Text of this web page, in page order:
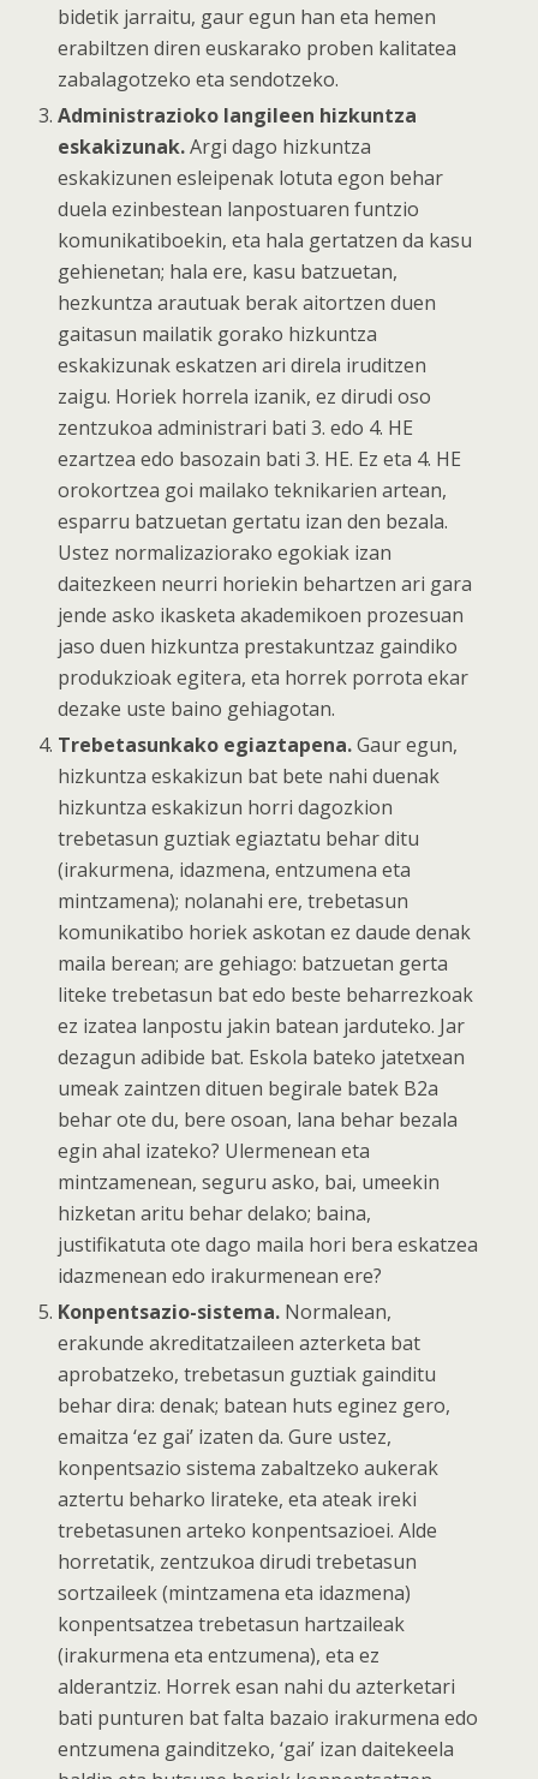
bidetik jarraitu, gaur egun han eta hemen
erabiltzen diren euskarako proben kalitatea
zabalagotzeko eta sendotzeko.
Administrazioko langileen hizkuntza
eskakizunak.Argi dago hizkuntza
eskakizunen esleipenak lotuta egon behar
duela ezinbestean lanpostuaren funtzio
komunikatiboekin, eta hala gertatzen da kasu
gehienetan; hala ere, kasu batzuetan,
hezkuntza arautuak berak aitortzen duen
gaitasun mailatik gorako hizkuntza
eskakizunak eskatzen ari direla iruditzen
zaigu. Horiek horrela izanik, ez dirudi oso
zentzukoa administrari bati 3. edo 4. HE
ezartzea edo basozain bati 3. HE. Ez eta 4. HE
orokortzea goi mailako teknikarien artean,
esparru batzuetan gertatu izan den bezala.
Ustez normalizaziorako egokiak izan
daitezkeen neurri horiekin behartzen ari gara
jende asko ikasketa akademikoen prozesuan
jaso duen hizkuntza prestakuntzaz gaindiko
produkzioak egitera, eta horrek porrota ekar
dezake uste baino gehiagotan.
Trebetasunkako egiaztapena.Gaur egun,
hizkuntza eskakizun bat bete nahi duenak
hizkuntza eskakizun horri dagozkion
trebetasun guztiak egiaztatu behar ditu
(irakurmena, idazmena, entzumena eta
mintzamena); nolanahi ere, trebetasun
komunikatibo horiek askotan ez daude denak
maila berean; are gehiago: batzuetan gerta
liteke trebetasun bat edo beste beharrezkoak
ez izatea lanpostu jakin batean jarduteko. Jar
dezagun adibide bat. Eskola bateko jatetxean
umeak zaintzen dituen begirale batek B2a
behar ote du, bere osoan, lana behar bezala
egin ahal izateko? Ulermenean eta
mintzamenean, seguru asko, bai, umeekin
hizketan aritu behar delako; baina,
justifikatuta ote dago maila hori bera eskatzea
idazmenean edo irakurmenean ere?
Konpentsazio-sistema. Normalean,
erakunde akreditatzaileen azterketa bat
aprobatzeko, trebetasun guztiak gainditu
behar dira: denak; batean huts eginez gero,
emaitza ‘ez gai’ izaten da. Gure ustez,
konpentsazio sistema zabaltzeko aukerak
aztertu beharko lirateke, eta ateak ireki
trebetasunen arteko konpentsazioei. Alde
horretatik, zentzukoa dirudi trebetasun
sortzaileek (mintzamena eta idazmena)
konpentsatzea trebetasun hartzaileak
(irakurmena eta entzumena), eta ez
alderantziz. Horrek esan nahi du azterketari
bati punturen bat falta bazaio irakurmena edo
entzumena gainditzeko, ‘gai’ izan daitekeela